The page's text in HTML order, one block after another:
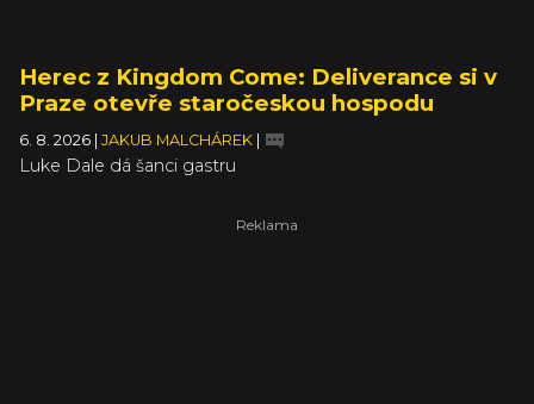
Herec z Kingdom Come: Deliverance si v
Praze otevře staročeskou hospodu
6. 8. 2026 | JAKUB MALCHÁREK |
Luke Dale dá šanci gastru